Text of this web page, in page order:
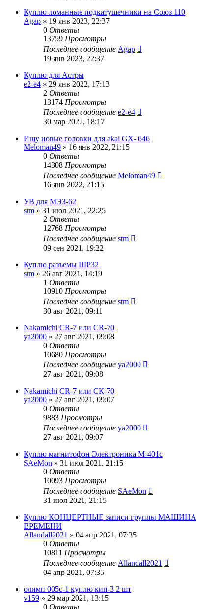
Куплю ломанные подкатушечники на Союз 110
Agap » 19 янв 2023, 22:37
0 Ответы
13759 Просмотры
Последнее сообщение Agap
19 янв 2023, 22:37
Куплю для Астры
e2-e4 » 29 янв 2022, 17:13
2 Ответы
13174 Просмотры
Последнее сообщение e2-e4
30 мар 2022, 18:17
Ищу новые головки для akai GX- 646
Meloman49 » 16 янв 2022, 21:15
0 Ответы
14308 Просмотры
Последнее сообщение Meloman49
16 янв 2022, 21:15
УВ для МЭЗ-62
stm » 31 июл 2021, 22:25
2 Ответы
12768 Просмотры
Последнее сообщение stm
09 сен 2021, 19:22
Куплю разъемы ШР32
stm » 26 авг 2021, 14:19
1 Ответы
10910 Просмотры
Последнее сообщение stm
30 авг 2021, 09:11
Nakamichi CR-7 или CR-70
ya2000 » 27 авг 2021, 09:08
0 Ответы
10680 Просмотры
Последнее сообщение ya2000
27 авг 2021, 09:08
Nakamichi CR-7 или СК-70
ya2000 » 27 авг 2021, 09:07
0 Ответы
9883 Просмотры
Последнее сообщение ya2000
27 авг 2021, 09:07
Куплю магнитофон Электроника М-401с
SAeMon » 31 июл 2021, 21:15
0 Ответы
10093 Просмотры
Последнее сообщение SAeMon
31 июл 2021, 21:15
Куплю КОНЦЕРТНЫЕ записи группы МАШИНА
ВРЕМЕНИ
Allandall2021 » 04 апр 2021, 07:35
0 Ответы
10811 Просмотры
Последнее сообщение Allandall2021
04 апр 2021, 07:35
олимп 005с-1 куплю кип-3 2 шт
v159 » 29 мар 2021, 13:15
0 Ответы